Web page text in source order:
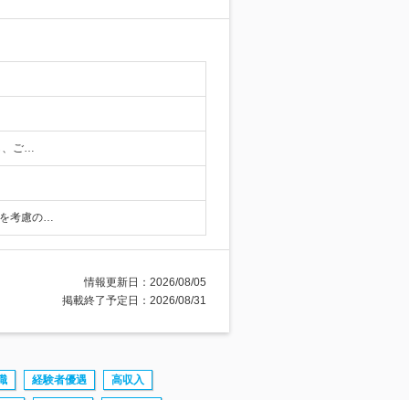
、ご…
考慮の…
情報更新日：2026/08/05
掲載終了予定日：2026/08/31
経験者優遇 高収入